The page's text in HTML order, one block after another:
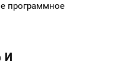
программное
И